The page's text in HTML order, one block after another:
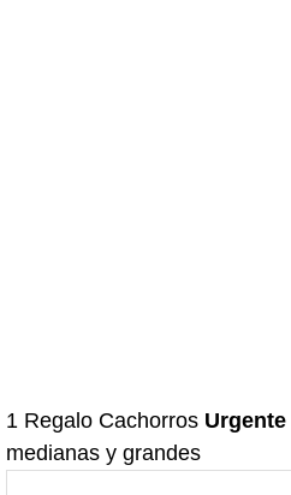
1 Regalo Cachorros Urgente
medianas y grandes